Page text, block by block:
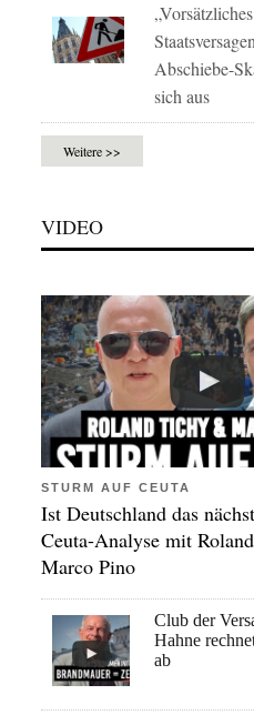
„Vorsätzliches
Abschiebe-
sich aus
Weitere >>
VIDEO
STURM AUF CEUTA
Ist Deutschland das
Ceuta-Analyse mit
Marco Pino
Club der
Hahne
ab